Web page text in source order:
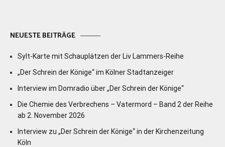
NEUESTE BEITRÄGE
Sylt-Karte mit Schauplätzen der Liv Lammers-Reihe
„Der Schrein der Könige“ im Kölner Stadtanzeiger
Interview im Domradio über „Der Schrein der Könige“
Die Chemie des Verbrechens – Vatermord – Band 2 der Reihe
ab 2. November 2026
Interview zu „Der Schrein der Könige“ in der Kirchenzeitung
Köln